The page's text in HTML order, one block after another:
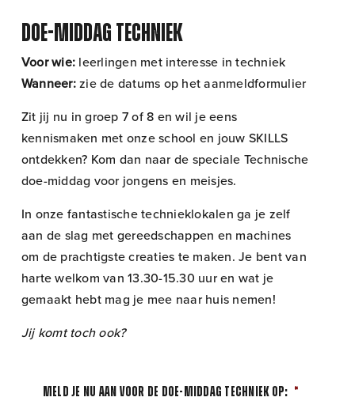
Doe-middag Techniek
Voor wie: leerlingen met interesse in techniek
Wanneer:zie de datums op het aanmeldformulier
Zit jij nu in groep 7 of 8 en wil je eens
kennismaken met onze school en jouw SKILLS
ontdekken? Kom dan naar de speciale Technische
doe-middag voor jongens en meisjes.
In onze fantastische technieklokalen ga je zelf
aan de slag met gereedschappen en machines
om de prachtigste creaties te maken. Je bent van
harte welkom van 13.30-15.30 uur en wat je
gemaakt hebt mag je mee naar huis nemen!
Jij komt toch ook?
Meld je nu aan voor de doe-middag Techniek op: *